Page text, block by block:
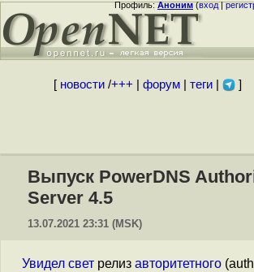
Профиль:Аноним(вход|
[ новости/+++ форум| теги| ]
Выпуск PowerDNS
Server 4.5
13.07.2021 23:31 (MSK)
Увидел свет релиз авторитетного